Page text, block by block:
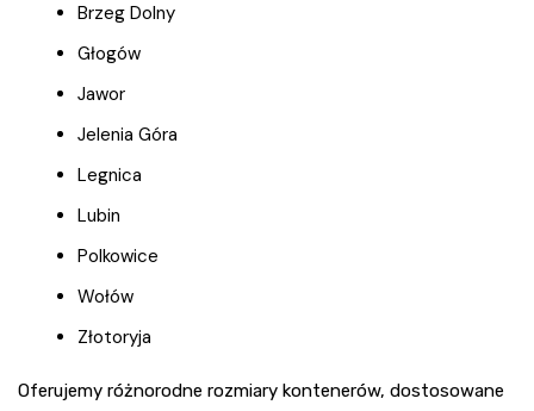
Brzeg Dolny
Głogów
Jawor
Jelenia Góra
Legnica
Lubin
Polkowice
Wołów
Złotoryja
Oferujemy różnorodne rozmiary kontenerów, dostosowane